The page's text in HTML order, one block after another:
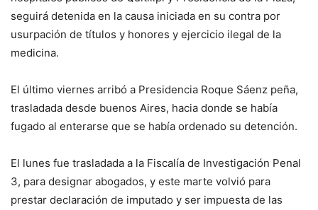
seguirá detenida en la causa iniciada en su contra por
usurpación de títulos y honores y ejercicio ilegal de la
medicina.
El último viernes arribó a Presidencia Roque Sáenz peña,
trasladada desde buenos Aires, hacia donde se había
fugado al enterarse que se había ordenado su detención.
El lunes fue trasladada a la Fiscalía de Investigación Penal
3, para designar abogados, y este marte volvió para
prestar declaración de imputado y ser impuesta de las